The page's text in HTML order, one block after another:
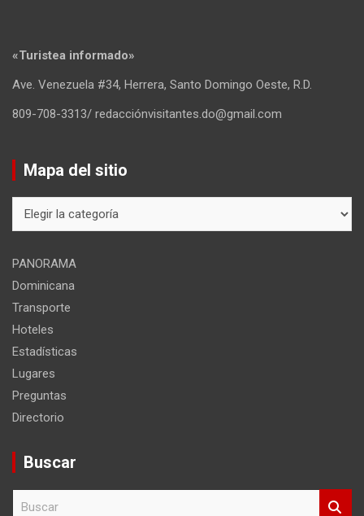
«Turistea informado»
Ave. Venezuela #34, Herrera, Santo Domingo Oeste, R.D.
809-708-3313/ redacciónvisitantes.do@gmail.com
Mapa del sitio
del
PANORAMA
Dominicana
Transporte
Hoteles
Estadísticas
Lugares
Preguntas
Directorio
Buscar